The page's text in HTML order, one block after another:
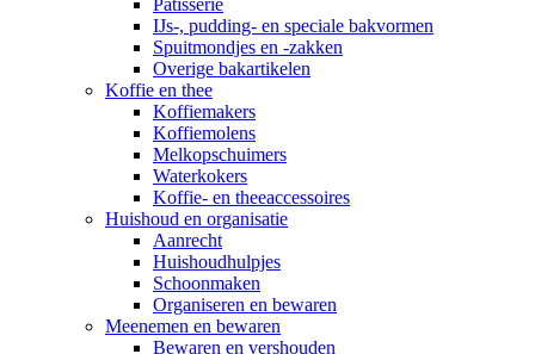
Patisserie
IJs-, pudding- en speciale bakvormen
Spuitmondjes en -zakken
Overige bakartikelen
Koffie en thee
Koffiemakers
Koffiemolens
Melkopschuimers
Waterkokers
Koffie- en theeaccessoires
Huishoud en organisatie
Aanrecht
Huishoudhulpjes
Schoonmaken
Organiseren en bewaren
Meenemen en bewaren
Bewaren en vershouden